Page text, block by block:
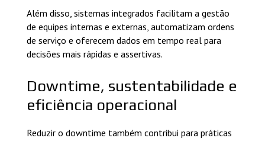
Além disso, sistemas integrados facilitam a gestão
de equipes internas e externas, automatizam ordens
de serviço e oferecem dados em tempo real para
decisões mais rápidas e assertivas.
Downtime, sustentabilidade e
eficiência operacional
Reduzir o downtime também contribui para práticas